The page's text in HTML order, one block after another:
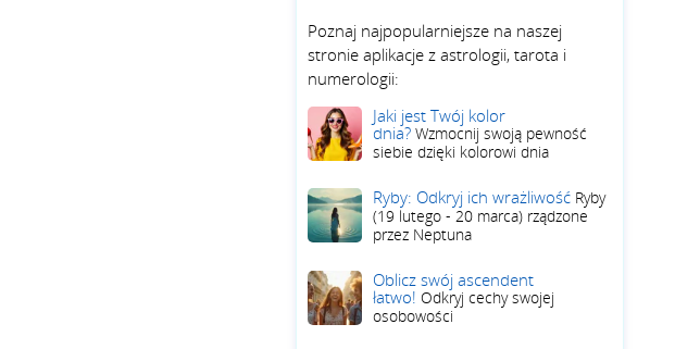
Poznaj najpopularniejsze na naszej
stronie aplikacje z astrologii, tarota i
numerologii:
Jaki jest Twój kolor
dnia? Wzmocnij swoją pewność
siebie dzięki kolorowi dnia
Ryby: Odkryj ich wrażliwość Ryby
(19 lutego - 20 marca) rządzone
przez Neptuna
Oblicz swój ascendent
łatwo! Odkryj cechy swojej
osobowości